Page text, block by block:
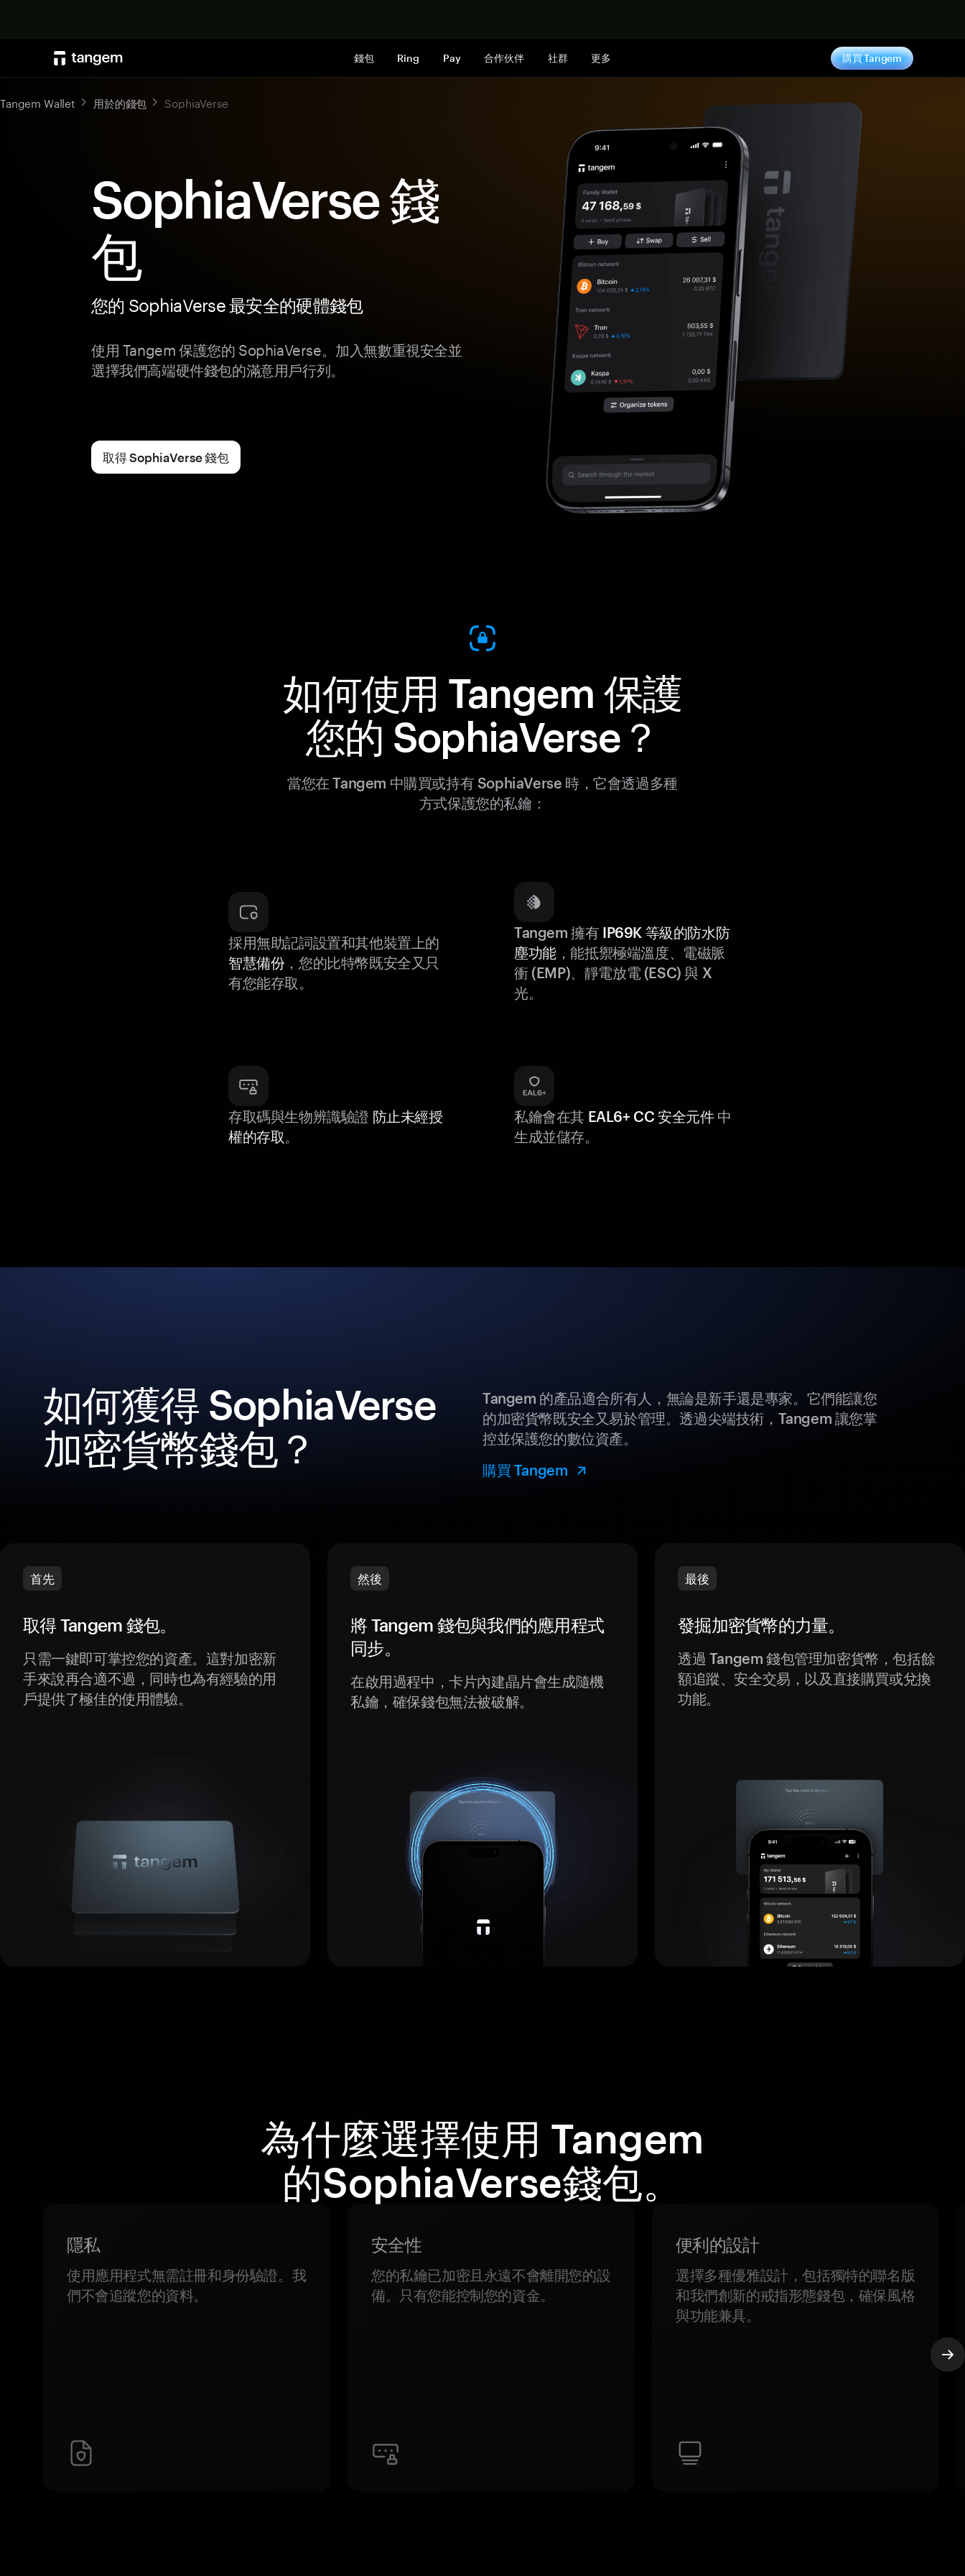
錢包 Ring Pay 合作伙伴 社群 更多 購買 Tangem
Tangem Wallet 用於的錢包 SophiaVerse
SophiaVerse 錢
包
您的 SophiaVerse 最安全的硬體錢包
使用 Tangem 保護您的 SophiaVerse。加入無數重視安全並
選擇我們高端硬件錢包的滿意用戶行列。
取得 SophiaVerse 錢包
如何使用 Tangem 保護
您的 SophiaVerse？
當您在 Tangem 中購買或持有 SophiaVerse 時，它會透過多種
方式保護您的私鑰：
採用無助記詞設置和其他裝置上的
智慧備份，您的比特幣既安全又只
有您能存取。
Tangem 擁有 IP69K 等級的防水防
塵功能，能抵禦極端溫度、電磁脈
衝 (EMP)、靜電放電 (ESC) 與 X
光。
存取碼與生物辨識驗證 防止未經授
權的存取。
私鑰會在其 EAL6+ CC 安全元件中
生成並儲存。
如何獲得 SophiaVerse
加密貨幣錢包？
Tangem 的產品適合所有人，無論是新手還是專家。它們能讓您
的加密貨幣既安全又易於管理。透過尖端技術，Tangem 讓您掌
控並保護您的數位資產。
購買 Tangem
首先
取得 Tangem 錢包。
只需一鍵即可掌控您的資產。這對加密新
手來說再合適不過，同時也為有經驗的用
戶提供了極佳的使用體驗。
然後
將 Tangem 錢包與我們的應用程式
同步。
在啟用過程中，卡片內建晶片會生成隨機
私鑰，確保錢包無法被破解。
最後
發掘加密貨幣的力量。
透過 Tangem 錢包管理加密貨幣，包括餘
額追蹤、安全交易，以及直接購買或兌換
功能。
為什麼選擇使用 Tangem
的SophiaVerse錢包。
隱私
使用應用程式無需註冊和身份驗證。我
們不會追蹤您的資料。
安全性
您的私鑰已加密且永遠不會離開您的設
備。只有您能控制您的資金。
便利的設計
選擇多種優雅設計，包括獨特的聯名版
和我們創新的戒指形態錢包，確保風格
與功能兼具。